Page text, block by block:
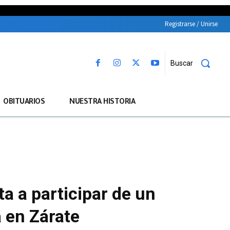
Registrarse / Unirse
Buscar
OBITUARIOS NUESTRA HISTORIA
a participar de un
Zárate